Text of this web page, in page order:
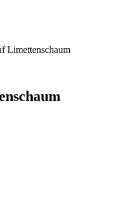
Limettenschaum